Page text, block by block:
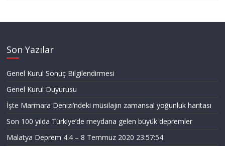
Son Yazılar
Genel Kurul Sonuç Bilgilendirmesi
Genel Kurul Duyurusu
İşte Marmara Denizi’ndeki müsilajın zamansal yoğunluk haritası
Son 100 yılda Türkiye’de meydana gelen büyük depremler
Malatya Deprem 4.4 – 8 Temmuz 2020 23:57:54